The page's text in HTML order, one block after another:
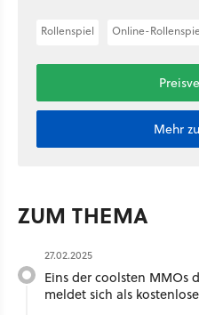
Rollenspiel Online-
Mehr
ZUM THEMA
27.02.2025
Eins der coolsten MMOs
meldet sich als